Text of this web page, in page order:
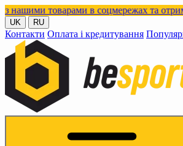
в соцмережах та отримуйте кешбек!
UK RU
Контакти Оплата і кредитування